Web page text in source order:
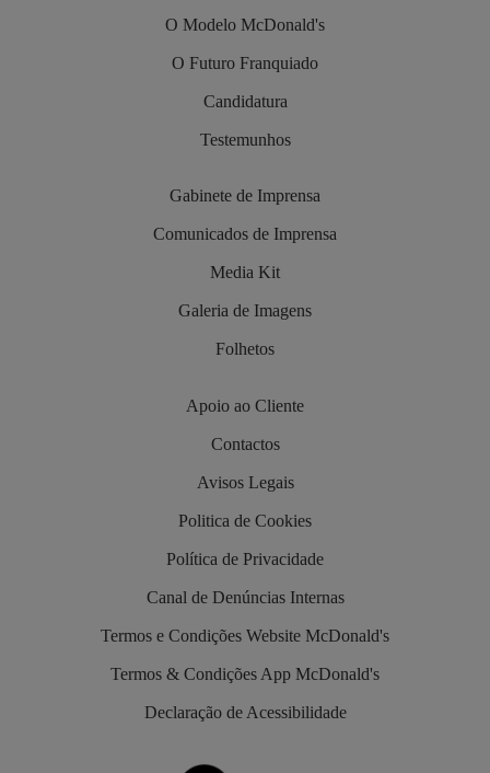
O Modelo McDonald's
O Futuro Franquiado
Candidatura
Testemunhos
Gabinete de Imprensa
Comunicados de Imprensa
Media Kit
Galeria de Imagens
Folhetos
Apoio ao Cliente
Contactos
Avisos Legais
Politica de Cookies
Política de Privacidade
Canal de Denúncias Internas
Termos e Condições Website McDonald's
Termos & Condições App McDonald's
Declaração de Acessibilidade